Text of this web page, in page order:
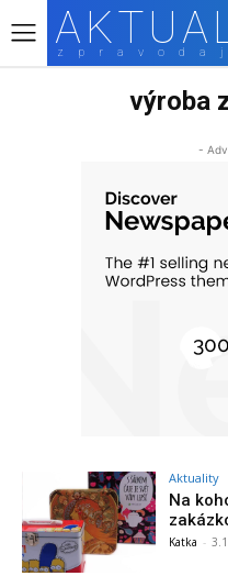
výroba
-
Aktuality
Na
Katka -